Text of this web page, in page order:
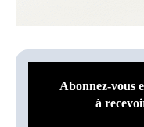
Abonnez-vous
à